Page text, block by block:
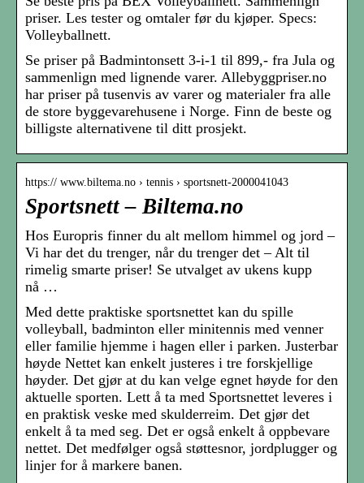
priser. Les tester og omtaler før du kjøper. Specs:
Volleyballnett.
Se priser på Badmintonsett 3-i-1 til 899,- fra Jula og
sammenlign med lignende varer. Allebyggpriser.no
har priser på tusenvis av varer og materialer fra alle
de store byggevarehusene i Norge. Finn de beste og
billigste alternativene til ditt prosjekt.
https:// www.biltema.no › tennis › sportsnett-2000041043
Sportsnett – Biltema.no
Hos Europris finner du alt mellom himmel og jord –
Vi har det du trenger, når du trenger det – Alt til
rimelig smarte priser! Se utvalget av ukens kupp
nå …
Med dette praktiske sportsnettet kan du spille
volleyball, badminton eller minitennis med venner
eller familie hjemme i hagen eller i parken. Justerbar
høyde Nettet kan enkelt justeres i tre forskjellige
høyder. Det gjør at du kan velge egnet høyde for den
aktuelle sporten. Lett å ta med Sportsnettet leveres i
en praktisk veske med skulderreim. Det gjør det
enkelt å ta med seg. Det er også enkelt å oppbevare
nettet. Det medfølger også støttesnor, jordplugger og
linjer for å markere banen.